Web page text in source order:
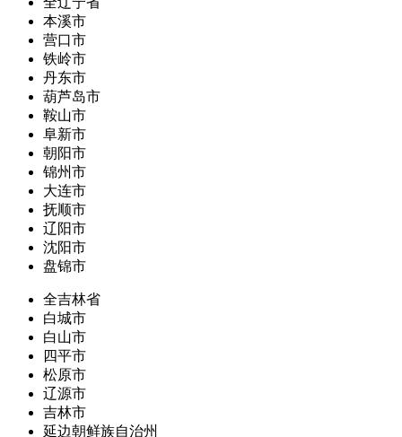
本溪市
营口市
铁岭市
丹东市
葫芦岛市
鞍山市
阜新市
朝阳市
锦州市
大连市
抚顺市
辽阳市
沈阳市
盘锦市
全吉林省
白城市
白山市
四平市
松原市
辽源市
吉林市
延边朝鲜族自治州